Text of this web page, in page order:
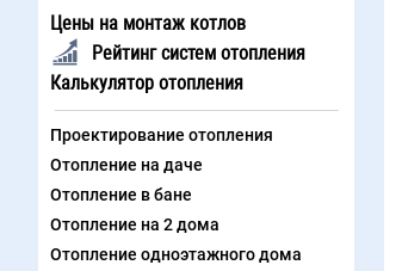
Цены на монтаж котлов
Рейтинг систем отопления
Калькулятор отопления
Проектирование отопления
Отопление на даче
Отопление в бане
Отопление на 2 дома
Отопление одноэтажного дома